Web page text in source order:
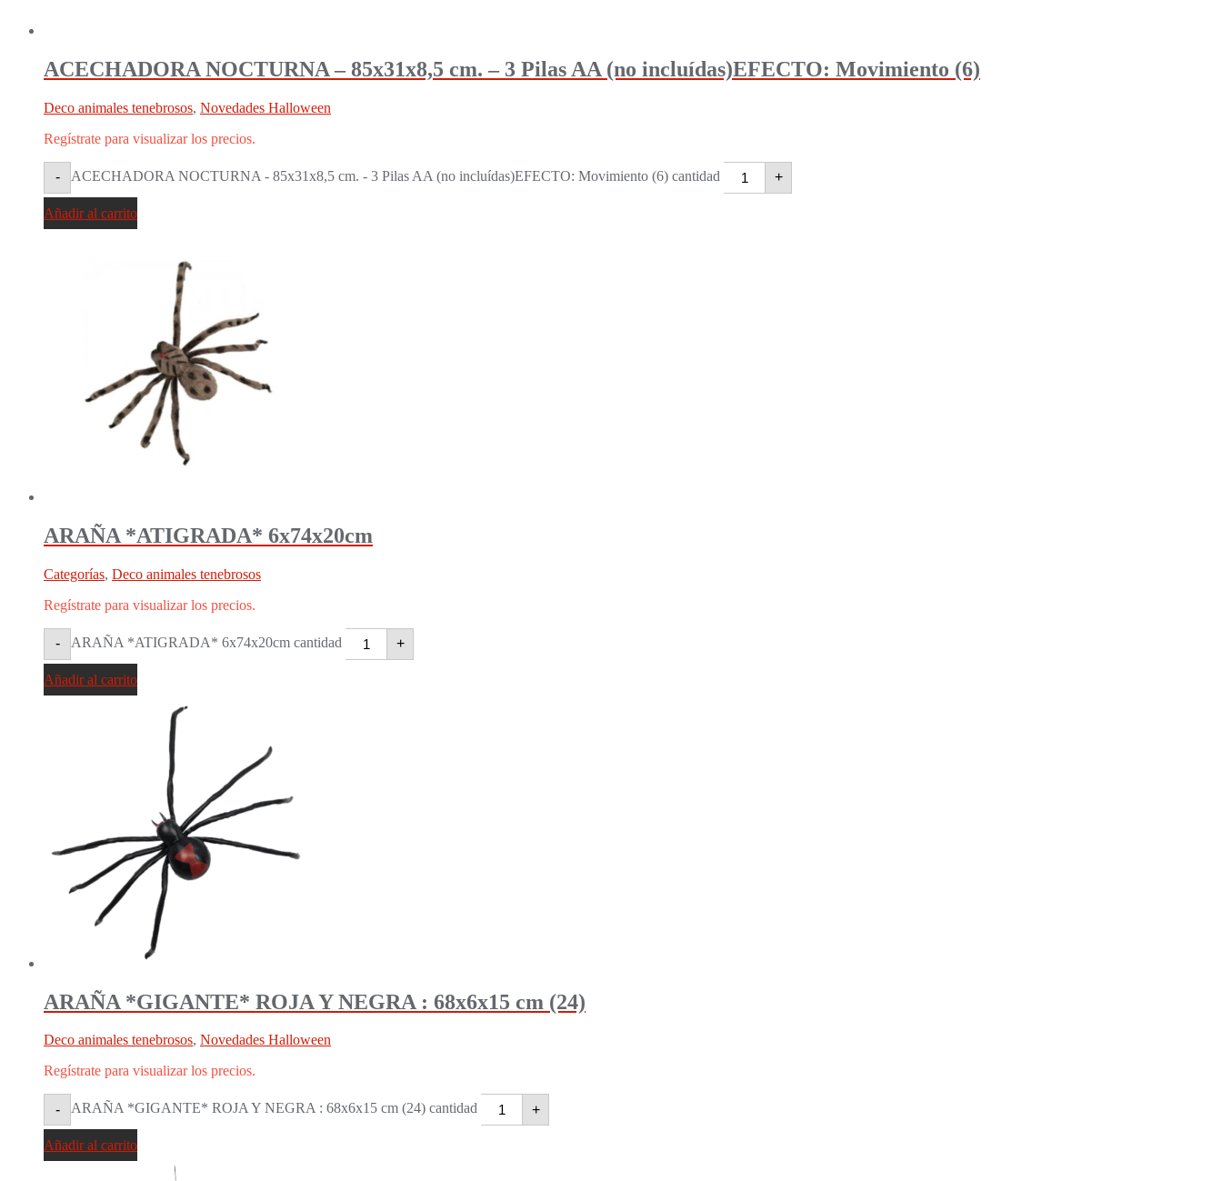
ACECHADORA NOCTURNA – 85x31x8,5 cm. – 3 Pilas AA (no incluídas)EFECTO: Movimiento (6)
Deco animales tenebrosos, Novedades Halloween
Regístrate para visualizar los precios.
- ACECHADORA NOCTURNA - 85x31x8,5 cm. - 3 Pilas AA (no incluídas)EFECTO: Movimiento (6) cantidad +
Añadir al carrito
ARAÑA *ATIGRADA* 6x74x20cm
Categorías, Deco animales tenebrosos
Regístrate para visualizar los precios.
- ARAÑA *ATIGRADA* 6x74x20cm cantidad +
Añadir al carrito
ARAÑA *GIGANTE* ROJA Y NEGRA : 68x6x15 cm (24)
Deco animales tenebrosos, Novedades Halloween
Regístrate para visualizar los precios.
- ARAÑA *GIGANTE* ROJA Y NEGRA : 68x6x15 cm (24) cantidad +
Añadir al carrito